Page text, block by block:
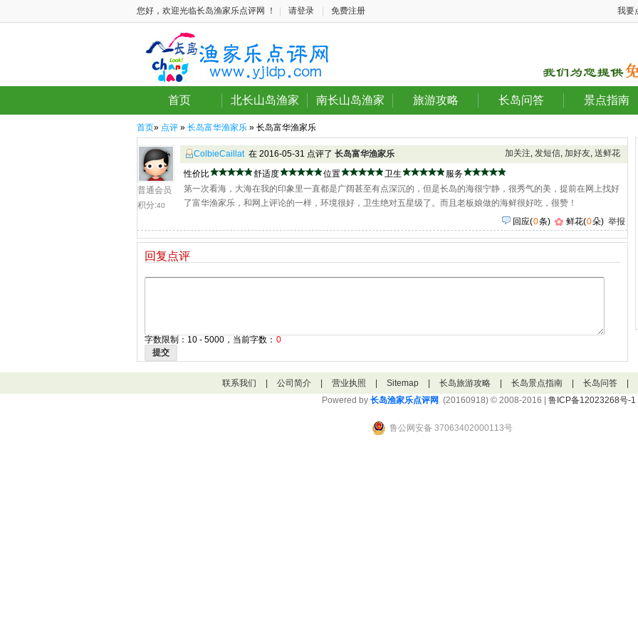
您好，欢迎光临长岛渔家乐点评网 ！ 请登录 免费注册 我要
首页 北长山岛渔家 南长山岛渔家 旅游攻略 长岛问答 景点指南
首页» 点评 » 长岛富华渔家乐 » 长岛富华渔家乐
普通会员
积分:40
加关注, 发短信, 加好友, 送鲜花
ColbieCaillat在 2016-05-31 点评了 长岛富华渔家乐
性价比
舒适度 位置 卫生
服务
第一次看海，大海在我的印象里一直都是广阔甚至有点深沉的，但是长岛的海很宁静，很秀气的美，提前在网上找好
了富华渔家乐，和网上评论的一样，环境很好，卫生绝对五星级了。而且老板娘做的海鲜很好吃，很赞！
回应(0条) 鲜花(0朵) 举报
回复点评
字数限制：10 - 5000，当前字数： 0
提交
联系我们 公司简介 营业执照 Sitemap 长岛旅游攻略 长岛景点指南 长岛问答
Powered by 长岛渔家乐点评网 (20160918) © 2008-2016 | 鲁ICP备12023268号-1
鲁公网安备 37063402000113号